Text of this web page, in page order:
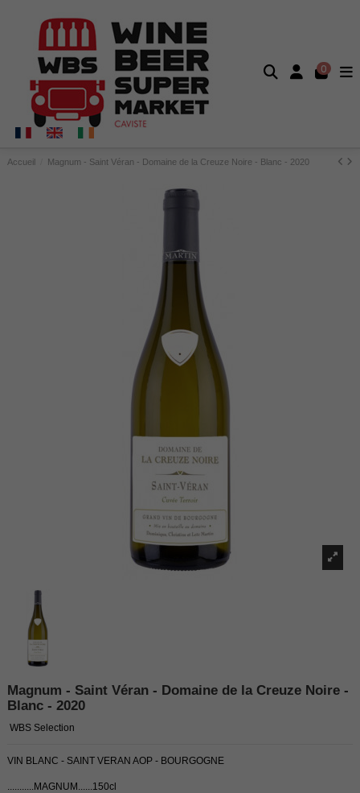
0
Accueil Magnum - Saint Véran - Domaine de la Creuze Noire - Blanc - 2020
Magnum - Saint Véran - Domaine de la Creuze Noire -
Blanc - 2020
WBS Selection
VIN BLANC - SAINT VERAN AOP - BOURGOGNE
...........MAGNUM......150cl